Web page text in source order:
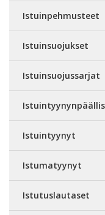
Istuinpehmusteet
Istuinsuojukset
Istuinsuojussarjat
Istuintyynyt
Istumatyynyt
Istutuslautaset